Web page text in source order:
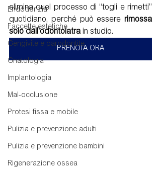
Endodonzia
Faccette estetiche
Gengivite e parodontite
Gnatologia
Implantologia
Mal-occlusione
Protesi fissa e mobile
Pulizia e prevenzione adulti
Pulizia e prevenzione bambini
Rigenerazione ossea
elimina quel processo di “togli e rimetti”
quotidiano, perché può essere rimossa
solo dall'odontoiatra in studio.
PRENOTA ORA